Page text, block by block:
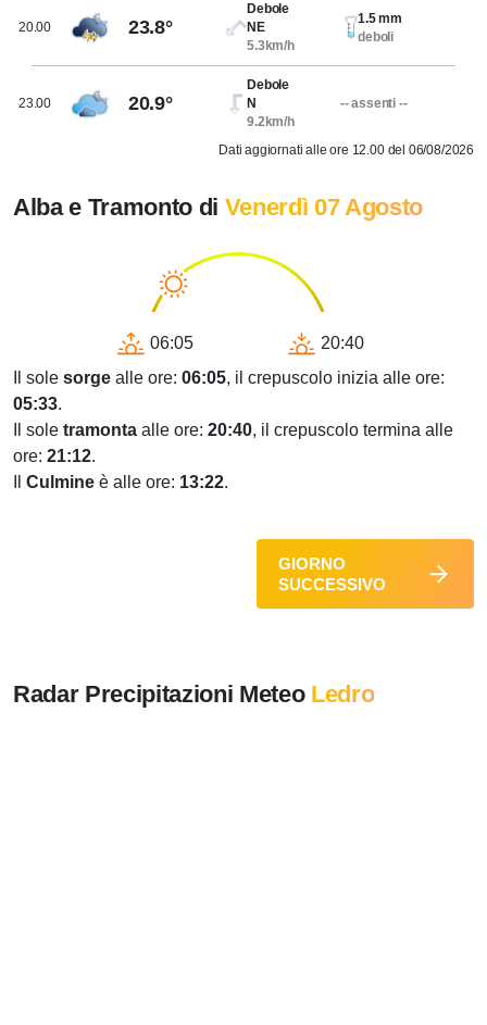
20.00 23.8°
Debole
NE
5.3km/h
1.5 mm
deboli
23.00 20.9°
Debole
N
9.2km/h
-- assenti --
Dati aggiornati alle ore 12.00 del 06/08/2026
Alba e Tramonto di Venerdì 07 Agosto
06:05
20:40
Il sole sorge alle ore: 06:05, il crepuscolo inizia alle ore:
05:33.
Il sole tramonta alle ore: 20:40, il crepuscolo termina alle
ore: 21:12.
Culmine è alle ore: 13:22.
GIORNO
SUCCESSIVO
Radar Precipitazioni Meteo Ledro